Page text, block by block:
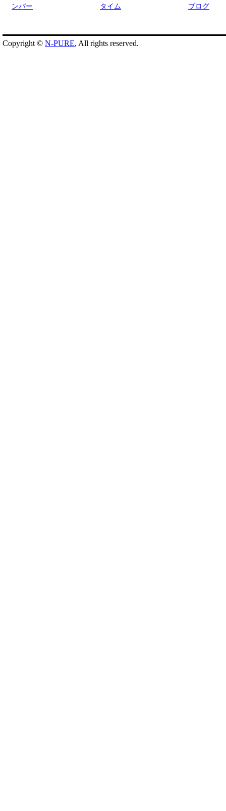
ンバー
タイム
ブログ
Copyright © N-PURE, All rights reserved.